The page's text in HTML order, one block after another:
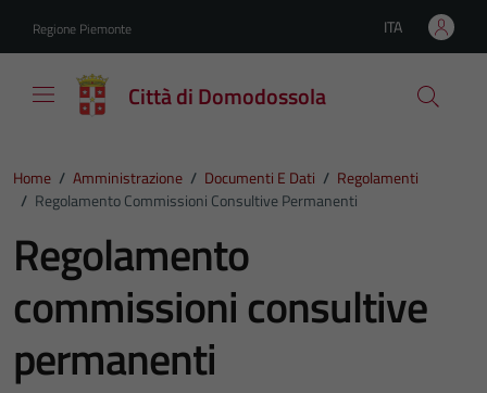
Regione Piemonte Lingua attiva:
ITA
Città di Domodossola
Home / Amministrazione / Documenti E Dati / Regolamenti
/ Regolamento Commissioni Consultive Permanenti
Regolamento
commissioni consultive
permanenti